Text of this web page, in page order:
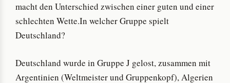
macht den Unterschied zwischen einer guten und einer
schlechten Wette.In welcher Gruppe spielt
Deutschland?
Deutschland wurde in Gruppe J gelost, zusammen mit
Argentinien (Weltmeister und Gruppenkopf), Algerien